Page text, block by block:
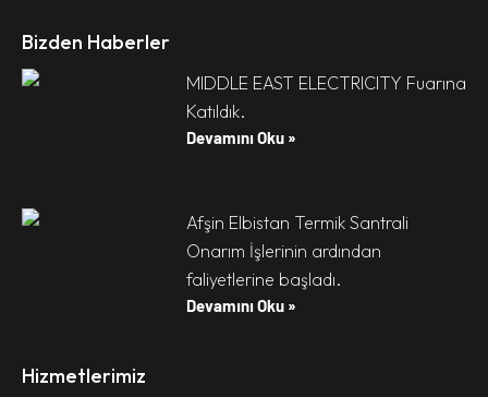
Bizden Haberler
MIDDLE EAST ELECTRICITY Fuarına
Katıldık.
Devamını Oku »
Afşin Elbistan Termik Santrali
Onarım İşlerinin ardından
faliyetlerine başladı.
Devamını Oku »
Hizmetlerimiz